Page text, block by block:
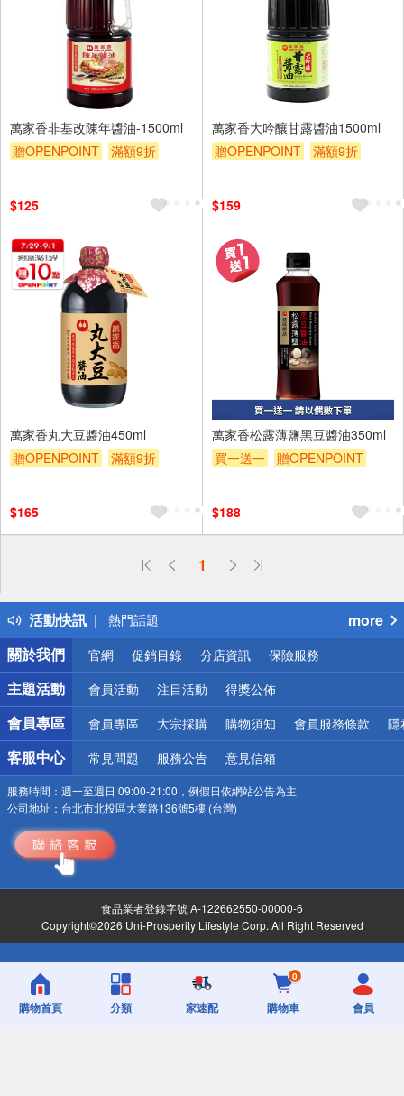
萬家香非基改陳年醬油-1500ml
贈OPENPOINT
滿額9折
$125
萬家香大吟釀甘露醬油1500ml
贈OPENPOINT
滿額9折
$159
萬家香丸大豆醬油450ml
贈OPENPOINT
滿額9折
$165
萬家香松露薄鹽黑豆醬油350ml
買一送一
贈OPENPOINT
$188
1
活動快訊
偏遠地區配送
得獎公告
熱門話題
銀行優惠
偏遠地區配送
詐騙網頁！請小心！
more
關於我們
官網 促銷目錄 分店資訊 保險服務
主題活動 會員活動 注目活動 得獎公佈
會員專區 會員專區 大宗採購 購物須知 會員服務條款 隱
客服中心 常見問題 服務公告 意見信箱
服務時間： 週一至週日 09:00-21:00，例假日依網站公告為主
公司地址： 台北市北投區大業路136號5樓 (台灣)
食品業者登錄字號 A-122662550-00000-6
Copyright©2026 Uni-Prosperity Lifestyle Corp. All Right Reserved
購物首頁 分類 家速配
0
購物車 會員